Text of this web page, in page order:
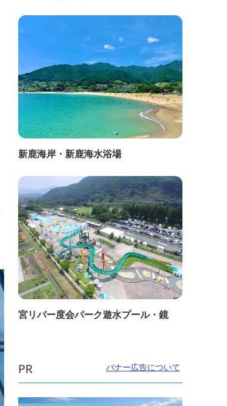
新鹿海岸・新鹿海水浴場
宮リバー度会パーク遊水プール・鏡
PR バナー広告について